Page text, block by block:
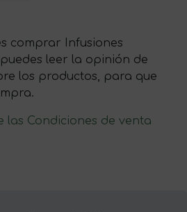
comprar Infusiones
leer la opinión de
los productos, para que
las Condiciones de venta